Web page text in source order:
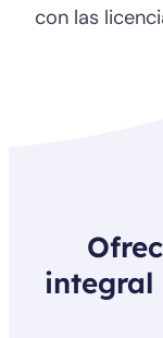
con las
integral